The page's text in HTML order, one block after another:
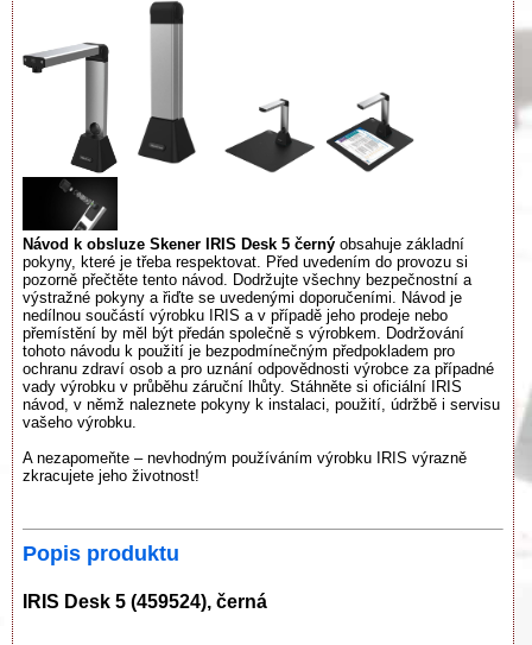
Návod k obsluze Skener IRIS Desk 5 černý obsahuje základní
pokyny, které je třeba respektovat. Před uvedením do provozu si
pozorně přečtěte tento návod. Dodržujte všechny bezpečnostní a
výstražné pokyny a řiďte se uvedenými doporučeními. Návod je
nedílnou součástí výrobku IRIS a v případě jeho prodeje nebo
přemístění by měl být předán společně s výrobkem. Dodržování
tohoto návodu k použití je bezpodmínečným předpokladem pro
ochranu zdraví osob a pro uznání odpovědnosti výrobce za případné
vady výrobku v průběhu záruční lhůty. Stáhněte si oficiální IRIS
návod, v němž naleznete pokyny k instalaci, použití, údržbě i servisu
vašeho výrobku.
A nezapomeňte – nevhodným používáním výrobku IRIS výrazně
zkracujete jeho životnost!
Popis produktu
IRIS Desk 5 (459524), černá